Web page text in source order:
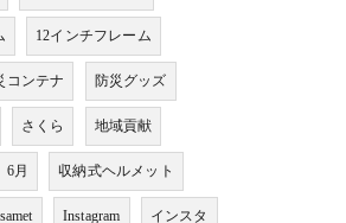
12インチフレーム
コンテナ 防災グッズ
さくら 地域貢献
6月 収納式ヘルメット
Instagram インスタ